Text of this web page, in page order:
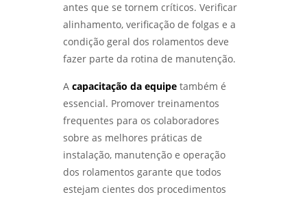
ÁREA - LABMETAL
ENSAIOS MECÂNICOS: COMO GARANTIR A
QUALIDADE E A SEGURANÇA DOS MATERIAIS
UTILIZADOS - LABMETAL
ENSAIOS MECÂNICOS DE MATERIAIS
APLICAÇÕES PRÁTICAS - LABMETAL
ANÁLISE DE FALHAS EM EQUIPAMENTOS:
COMO IDENTIFICAR E SOLUCIONAR
PROBLEMAS EFICAZMENTE - LABMETAL
antes que se tornem críticos. Verificar
alinhamento, verificação de folgas e a
condição geral dos rolamentos deve
fazer parte da rotina de manutenção.
A capacitação da equipetambém é
essencial. Promover treinamentos
frequentes para os colaboradores
sobre as melhores práticas de
instalação, manutenção e operação
dos rolamentos garante que todos
estejam cientes dos procedimentos